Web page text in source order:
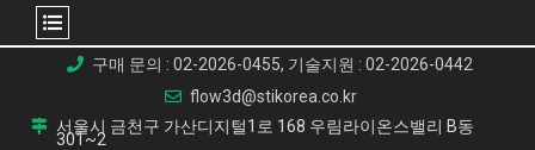
content
구매 문의 : 02-2026-0455, 기술지원 : 02-2026-0442
flow3d@stikorea.co.kr
서울시 금천구 가산디지털1로 168 우림라이온스밸리 B동
301~2